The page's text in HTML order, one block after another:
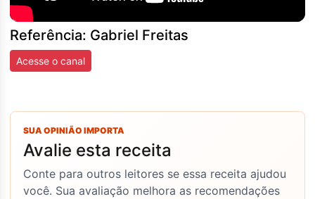
Referência: Gabriel Freitas
Acesse o canal
SUA OPINIÃO IMPORTA
Avalie esta receita
Conte para outros leitores se essa receita ajudou
você. Sua avaliação melhora as recomendações